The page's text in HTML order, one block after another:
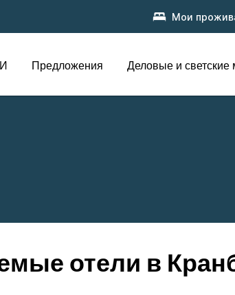
Мои
Предложения Деловые и светские
отели в